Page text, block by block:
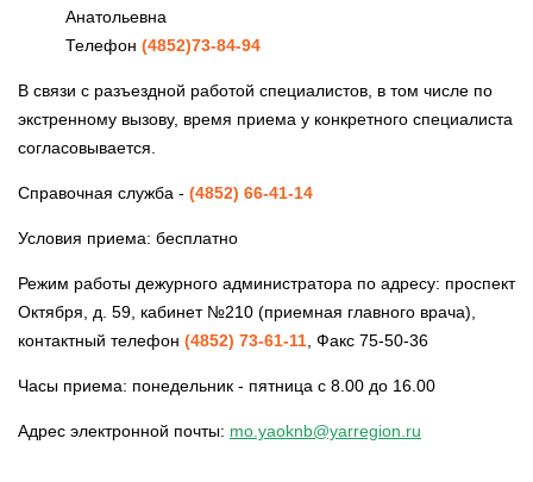
Анатольевна
Телефон (4852)73-84-94
В связи с разъездной работой специалистов, в том числе по
экстренному вызову, время приема у конкретного специалиста
согласовывается.
Справочная служба - (4852) 66-41-14
Условия приема: бесплатно
Режим работы дежурного администратора по адресу: проспект
Октября, д. 59, кабинет №210 (приемная главного врача),
контактный телефон (4852) 73-61-11 , Факс 75-50-36
Часы приема: понедельник - пятница с 8.00 до 16.00
Адрес электронной почты: mo.yaoknb@yarregion.ru